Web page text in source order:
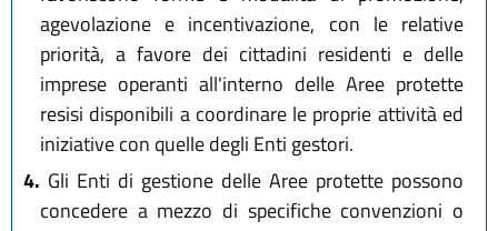
agevolazione e incentivazione, con le relative
priorità, a favore dei cittadini residenti e delle
imprese operanti all'interno delle Aree protette
resisi disponibili a coordinare le proprie attività ed
iniziative con quelle degli Enti gestori.
4. Gli Enti di gestione delle Aree protette possono
concedere a mezzo di specifiche convenzioni o